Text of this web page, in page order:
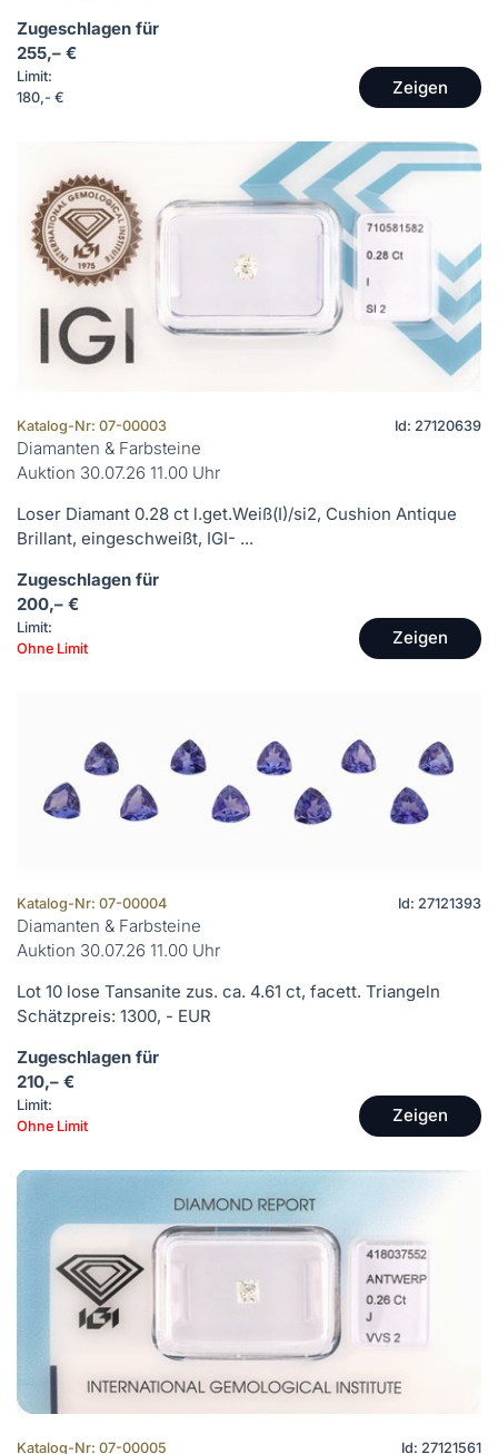
Zugeschlagen für
255,– €
Limit:
180,- €
Zeigen
Katalog-Nr: 07-00003 Id: 27120639
Diamanten & Farbsteine
Auktion 30.07.26 11.00 Uhr
Loser Diamant 0.28 ct l.get.Weiß(I)/si2, Cushion Antique
Brillant, eingeschweißt, IGI- ...
Zugeschlagen für
200,– €
Limit:
Ohne Limit
Zeigen
Katalog-Nr: 07-00004 Id: 27121393
Diamanten & Farbsteine
Auktion 30.07.26 11.00 Uhr
Lot 10 lose Tansanite zus. ca. 4.61 ct, facett. Triangeln
Schätzpreis: 1300, - EUR
Zugeschlagen für
210,– €
Limit:
Ohne Limit
Zeigen
Katalog-Nr: 07-00005 Id: 27121561